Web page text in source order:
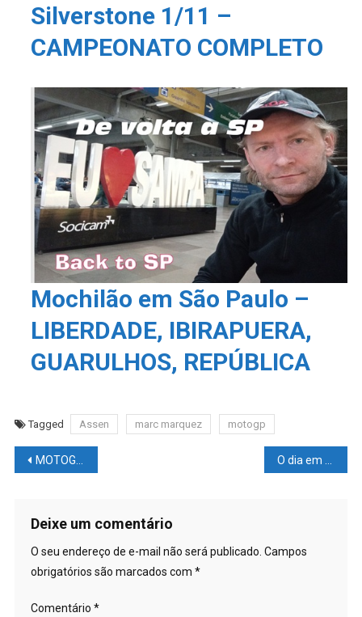
Silverstone 1/11 –
CAMPEONATO COMPLETO
Mochilão em São Paulo –
LIBERDADE, IBIRAPUERA,
GUARULHOS, REPÚBLICA
Tagged Assen marc marquez motogp
Navegação
Post
MOTOGP: Aléx Marquez voltará na próxima etapa na Alemanha?
Deixe um comentário
O seu endereço de e-mail não será publicado. Campos
obrigatórios são marcados com *
Comentário *